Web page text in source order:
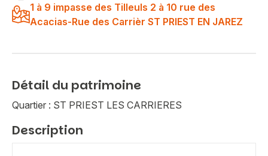
1 à 9 impasse des Tilleuls 2 à 10 rue des
Acacias-Rue des Carrièr ST PRIEST EN JAREZ
Détail du patrimoine
Quartier : ST PRIEST LES CARRIERES
Description